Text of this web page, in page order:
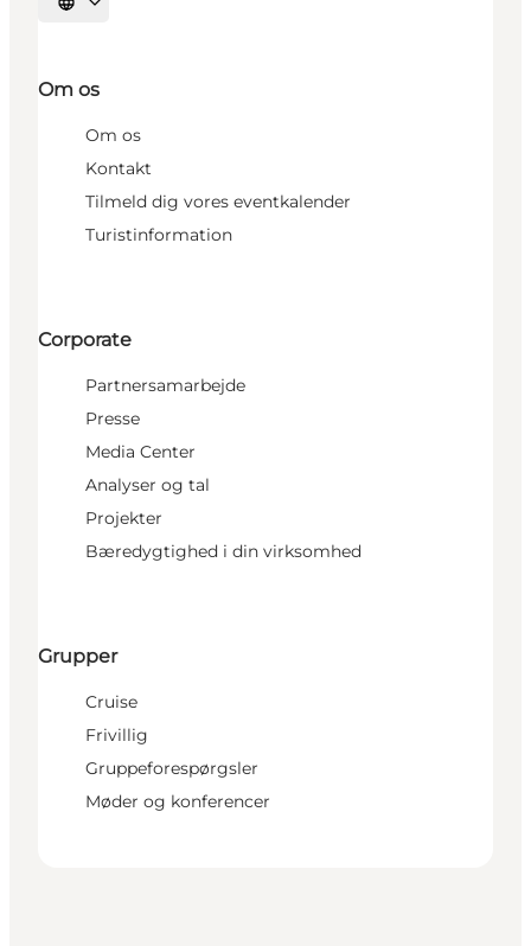
Vælg sprog
Om os
Om os
Kontakt
Tilmeld dig vores eventkalender
Turistinformation
Corporate
Partnersamarbejde
Presse
Media Center
Analyser og tal
Projekter
Bæredygtighed i din virksomhed
Grupper
Cruise
Frivillig
Gruppeforespørgsler
Møder og konferencer